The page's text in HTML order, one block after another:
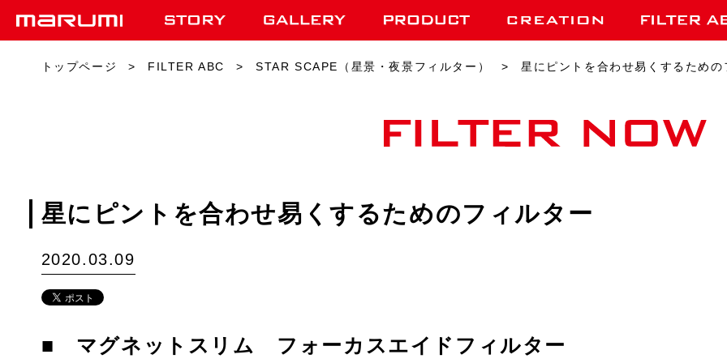
トップページ FILTER ABC STAR SCAPE（星景・夜景フィルター） 星にピントを合わせ易くするための
星にピントを合わせ易くするためのフィルター
2020.03.09
■ マグネットスリム フォーカスエイドフィルター